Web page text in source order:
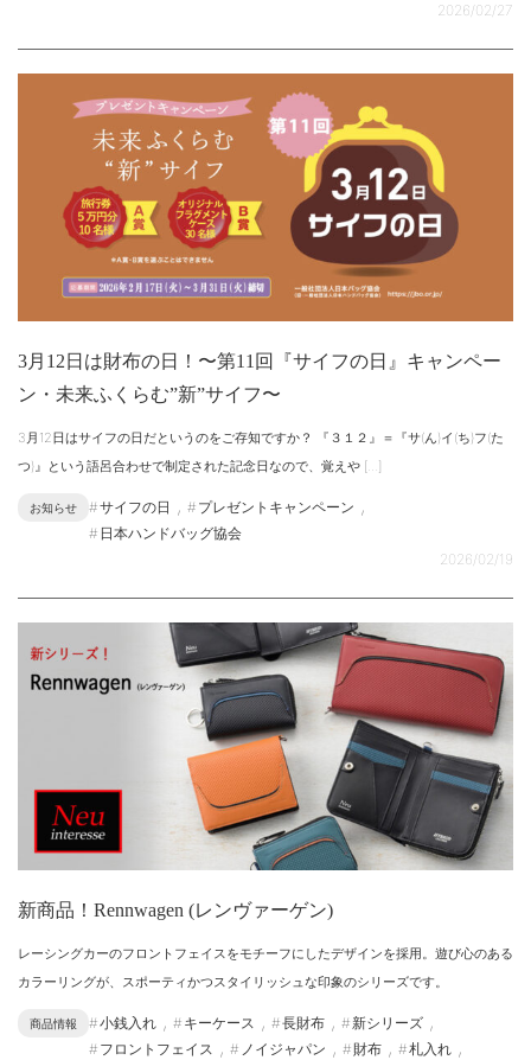
2026/02/27
3月12日は財布の日！〜第11回『サイフの日』キャンペー
ン・未来ふくらむ”新”サイフ〜
3月12日はサイフの日だというのをご存知ですか？ 『３１２』＝『サ(ん)イ(ち)フ(た
つ)』という語呂合わせで制定された記念日なので、覚えや […]
お知らせ サイフの日 , プレゼントキャンペーン ,
日本ハンドバッグ協会
2026/02/19
新商品！Rennwagen (レンヴァーゲン)
レーシングカーのフロントフェイスをモチーフにしたデザインを採用。遊び心のある
カラーリングが、スポーティかつスタイリッシュな印象のシリーズです。
商品情報 小銭入れ , キーケース , 長財布 , 新シリーズ ,
フロントフェイス , ノイジャパン , 財布 , 札入れ ,